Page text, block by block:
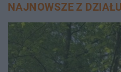
NAJNOWSZE Z